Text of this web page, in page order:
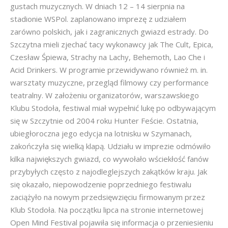
gustach muzycznych. W dniach 12 – 14 sierpnia na
stadionie WSPol. zaplanowano imprezę z udziałem
zarówno polskich, jak i zagranicznych gwiazd estrady. Do
Szczytna mieli zjechać tacy wykonawcy jak The Cult, Epica,
Czesław Śpiewa, Strachy na Lachy, Behemoth, Lao Che i
Acid Drinkers. W programie przewidywano również m. in.
warsztaty muzyczne, przegląd filmowy czy performance
teatralny. W założeniu organizatorów, warszawskiego
Klubu Stodoła, festiwal miał wypełnić lukę po odbywającym
się w Szczytnie od 2004 roku Hunter Feście. Ostatnia,
ubiegłoroczna jego edycja na lotnisku w Szymanach,
zakończyła się wielką klapą. Udziału w imprezie odmówiło
kilka największych gwiazd, co wywołało wściekłość fanów
przybyłych często z najodleglejszych zakątków kraju. Jak
się okazało, niepowodzenie poprzedniego festiwalu
zaciążyło na nowym przedsięwzięciu firmowanym przez
Klub Stodoła. Na początku lipca na stronie internetowej
Open Mind Festival pojawiła się informacja o przeniesieniu